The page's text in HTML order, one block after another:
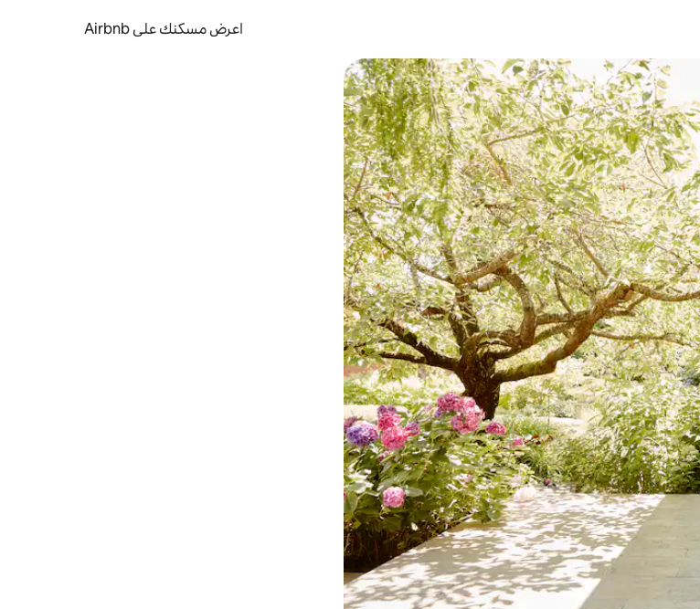
اعرض مسكنك على Airbnb
أو السحب.